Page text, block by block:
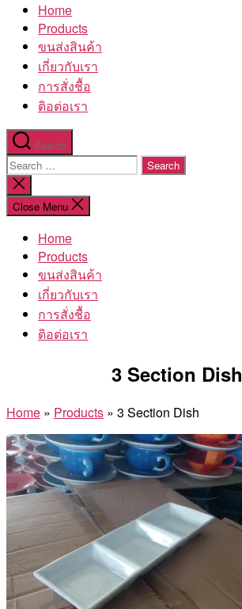
โรงงานHome
Products
ขนส่งสินค้า
เกี่ยวกับเรา
การสั่งชื้อ
ติอต่อเรา
Search
Search
for:
Close
search
Close Menu
Home
Products
ขนส่งสินค้า
เกี่ยวกับเรา
การสั่งชื้อ
ติอต่อเรา
3 Section Dish
Home » Products » 3 Section Dish